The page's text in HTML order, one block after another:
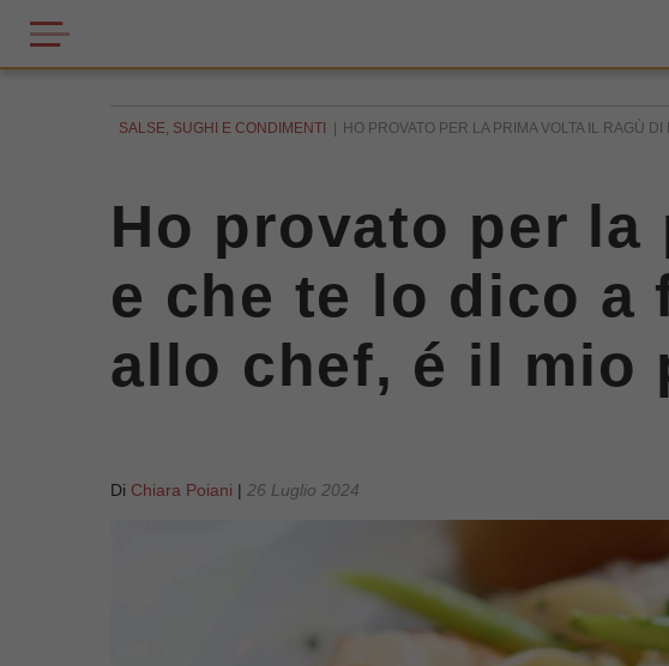
SALSE, SUGHI E CONDIMENTI HO PROVATO PER LA PRIMA VOLTA IL RAGÙ
Ho provato per
e che te lo dico a
allo chef, é il mio
Di Chiara Poiani | 26 Luglio 2024